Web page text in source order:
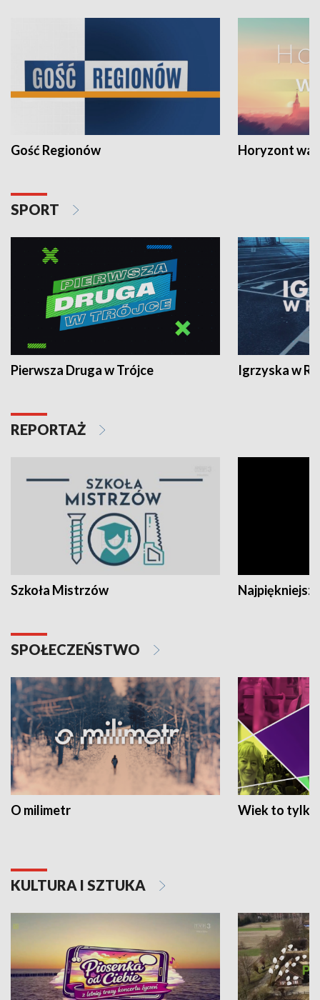
Gość Regionów Horyzont
SPORT
Pierwsza Druga w Trójce Igrzyska w
REPORTAŻ
Szkoła Mistrzów
SPOŁECZEŃSTWO
O milimetr Wiek to tylko
KULTURA I SZTUKA